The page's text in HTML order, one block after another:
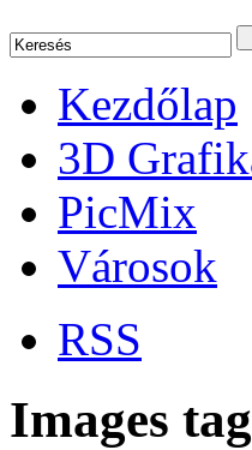
Kezdőlap
3D
PicMix
Városok
RSS
Images